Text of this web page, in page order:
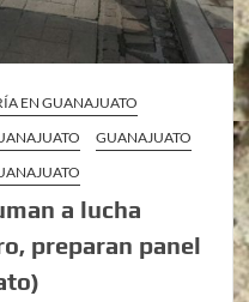
EN GUANAJUATO
GUANAJUATO
a lucha
preparan panel